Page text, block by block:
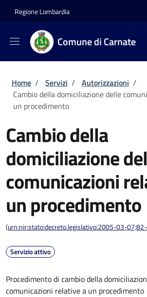
Regione Lombardia
Comune di Carnate
Briciole di pane
Home / Servizi / Autorizzazioni /
Cambio della domiciliazione delle
un procedimento
Cambio della
domiciliazione
comunicazioni
un procedimento
(urn:nir:stato:decreto.legislativo:2005-03-
Servizio attivo
Procedimento di cambio della
comunicazioni relative a un procedimento